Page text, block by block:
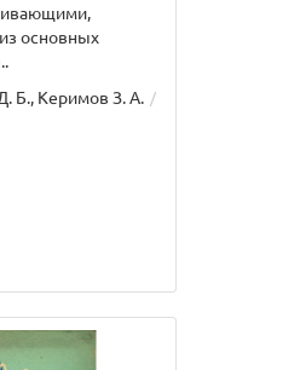
основных
Б., Керимов З. А.